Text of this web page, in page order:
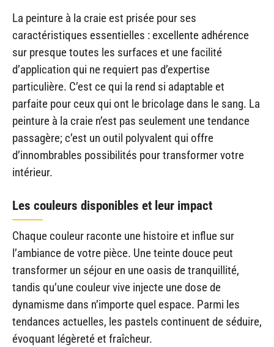
La peinture à la craie est prisée pour ses
caractéristiques essentielles : excellente adhérence
sur presque toutes les surfaces et une facilité
d’application qui ne requiert pas d’expertise
particulière. C’est ce qui la rend si adaptable et
parfaite pour ceux qui ont le bricolage dans le sang. La
peinture à la craie n’est pas seulement une tendance
passagère; c’est un outil polyvalent qui offre
d’innombrables possibilités pour transformer votre
intérieur.
Les couleurs disponibles et leur impact
Chaque couleur raconte une histoire et influe sur
l’ambiance de votre pièce. Une teinte douce peut
transformer un séjour en une oasis de tranquillité,
tandis qu’une couleur vive injecte une dose de
dynamisme dans n’importe quel espace. Parmi les
tendances actuelles, les pastels continuent de séduire,
évoquant légèreté et fraîcheur.